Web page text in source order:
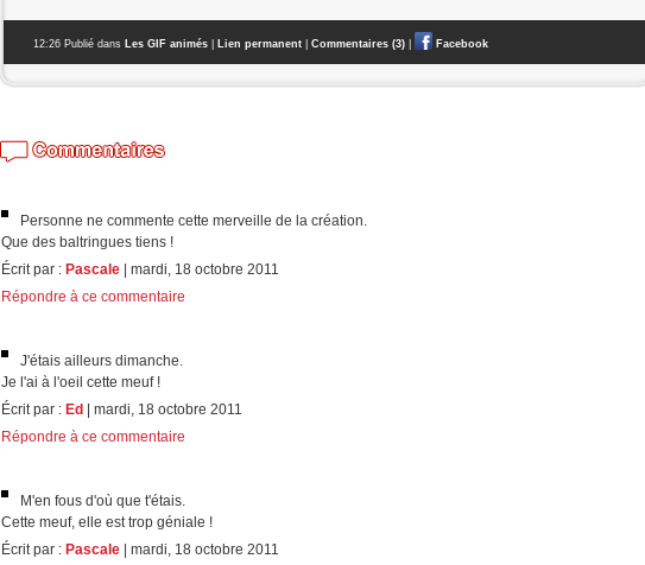
12:26 Publié dans Les GIF animés Lien permanent Commentaires (3) Facebook
Personne ne commente cette merveille de la création.
Que des baltringues tiens !
Écrit par : Pascale | mardi, 18 octobre 2011
Répondre à ce commentaire
J'étais ailleurs dimanche.
Je l'ai à l'oeil cette meuf !
Écrit par : Ed
| mardi, 18 octobre 2011
Répondre à ce commentaire
M'en fous d'où que t'étais.
Cette meuf, elle est trop géniale !
Écrit par : Pascale | mardi, 18 octobre 2011